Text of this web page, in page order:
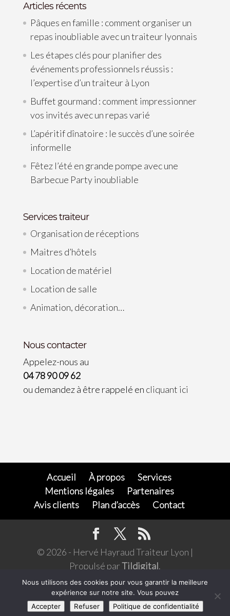
Articles récents
Pâques en famille : comment organiser un
repas inoubliable avec un traiteur lyonnais
Les étapes clés pour planifier des
événements professionnels réussis :
l’expertise d’un traiteur à Lyon
Buffet gourmand : comment impressionner
vos invités avec un repas varié
L’apéritif dînatoire : le succès d’une soirée
informelle
Fêtez l’été en grande pompe avec une
Barbecue Party inoubliable
Services traiteur
Organisation de réceptions
Maitres d’hôtels
Location de matériel
Location de salle
Animation, décoration…
Nous contacter
Appelez-nous au
04 78 90 09 62
ou demandez à être rappelé en cliquant ici
Accueil À propos
Services
Mentions légales
Partenaires
Avis clients
Plan d’accès Contact
© 2026 - Hervé Hayraud Traiteur Lyon |
Propulsé parTildigital.
L’abus d'alcool est dangereux pour la santé,
consommer avec modération. Pour votre santé,
évitez de grignoter entre les repas
Nous utilisons des cookies pour vous garantir la meilleure
expérience sur notre site. Vous pouvez
Accepter
Refuser Politique de confidentialité